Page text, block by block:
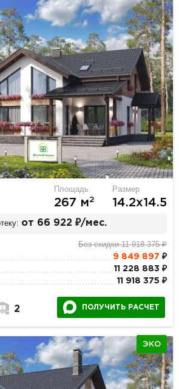
Площадь
267 м2
Размер
14.2х14.5
от 66 922 ₽/мес.
Без скидки 11 918 375 ₽
9 849 897 ₽
11 228 883 ₽
11 918 375 ₽
2 ПОЛУЧИТЬ РАСЧЕТ
ЭКО